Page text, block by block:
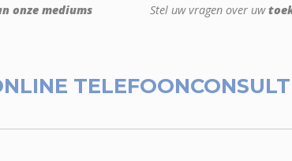
onze mediums
Stel uw vragen over uw
TELEFOONCONSULT